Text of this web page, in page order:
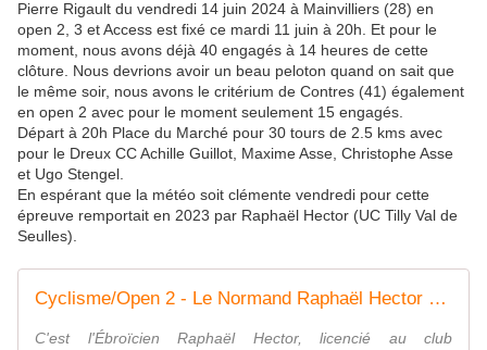
Pierre Rigault du vendredi 14 juin 2024 à Mainvilliers (28) en
open 2, 3 et Access est fixé ce mardi 11 juin à 20h. Et pour le
moment, nous avons déjà 40 engagés à 14 heures de cette
clôture. Nous devrions avoir un beau peloton quand on sait que
le même soir, nous avons le critérium de Contres (41) également
en open 2 avec pour le moment seulement 15 engagés.
Départ à 20h Place du Marché pour 30 tours de 2.5 kms avec
pour le Dreux CC Achille Guillot, Maxime Asse, Christophe Asse
et Ugo Stengel.
En espérant que la météo soit clémente vendredi pour cette
épreuve remportait en 2023 par Raphaël Hector (UC Tilly Val de
Seulles).
Cyclisme/Open 2 - Le Normand Raphaël Hector s'impose au critérium de Mainvilliers
C'est l'Ébroïcien Raphaël Hector, licencié au club